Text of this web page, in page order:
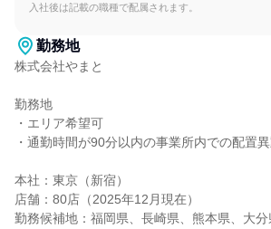
入社後は記載の職種で配属されます。
勤務地
株式会社やまと
勤務地
・エリア希望可
・通勤時間が90分以内の事業所内での配置
本社：東京（新宿）
店舗：80店（2025年12月現在）
勤務候補地：福岡県、長崎県、熊本県、大